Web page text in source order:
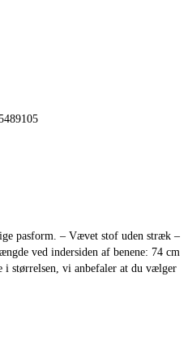
pasform. – Vævet stof uden stræk –
ved indersiden af benene: 74 cm
størrelsen, vi anbefaler at du vælger